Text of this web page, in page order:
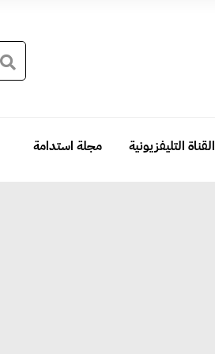
القناة التليفزيونية مجلة استدامة